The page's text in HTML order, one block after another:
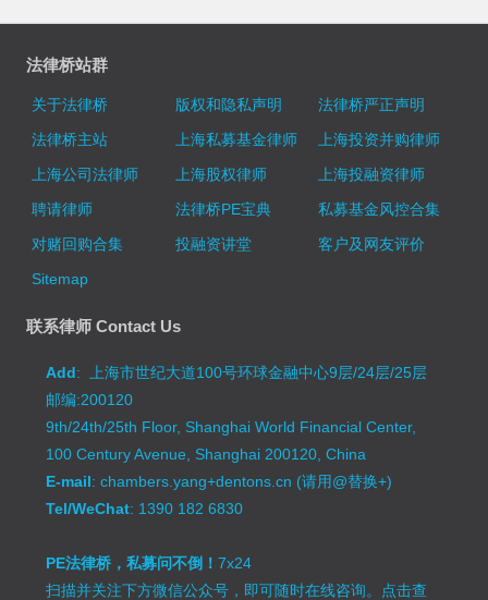
法律桥站群
关于法律桥 版权和隐私声明
法律桥严正声明
法律桥主站
上海私募基金律师
上海投资并购律师
上海公司法律师
上海股权律师
上海投融资律师
聘请律师
法律桥PE宝典
私募基金风控合集
对赌回购合集
投融资讲堂
客户及网友评价
Sitemap
联系律师 Contact Us
Add: 上海市世纪大道100号环球金融中心9层/24层/25层
邮编:200120
9th/24th/25th Floor, Shanghai World Financial Center,
100 Century Avenue, Shanghai 200120, China
E-mail: chambers.yang+dentons.cn (请用@替换+)
Tel/WeChat: 1390 182 6830
PE法律桥，私募问不倒！7x24
扫描并关注下方微信公众号，即可随时在线咨询。 点击查